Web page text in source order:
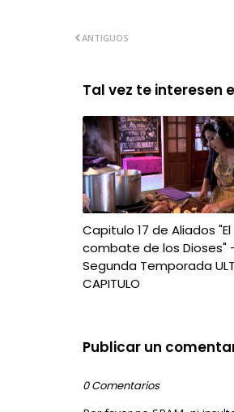
ANTIGUOS
Tal vez te interesen
Capitulo 17 de Aliados "El
combate de los Dioses"
Segunda Temporada
CAPITULO
Publicar un
0 Comentarios